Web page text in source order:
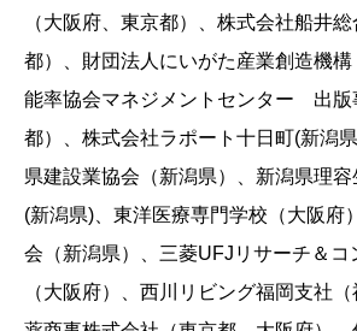
（大阪府、東京都）、株式会社船井
都）、財団法人にいがた産業創造機
能率協会マネジメントセンター 出版
都）、株式会社ラポート十日町(新潟
県建設業協会（新潟県）、新潟県理
(新潟県)、東洋医療専門学校（大阪府
会（新潟県）、三菱UFJリサーチ＆コ
（大阪府）、西川リビング福岡支社